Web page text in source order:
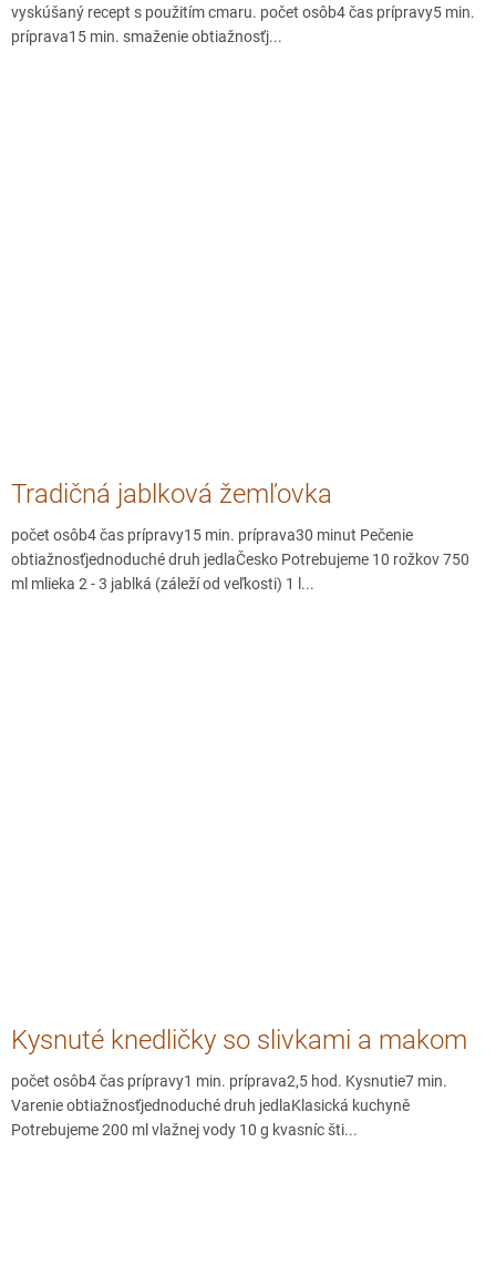
vyskúšaný recept s použitím cmaru. počet osôb4 čas prípravy5 min.
príprava15 min. smaženie obtiažnosťj...
Tradičná jablková žemľovka
počet osôb4 čas prípravy15 min. príprava30 minut Pečenie
obtiažnosťjednoduché druh jedlaČesko Potrebujeme 10 rožkov 750
ml mlieka 2 - 3 jablká (záleží od veľkosti) 1 l...
Kysnuté knedličky so slivkami a makom
počet osôb4 čas prípravy1 min. príprava2,5 hod. Kysnutie7 min.
Varenie obtiažnosťjednoduché druh jedlaKlasická kuchyně
Potrebujeme 200 ml vlažnej vody 10 g kvasníc šti...